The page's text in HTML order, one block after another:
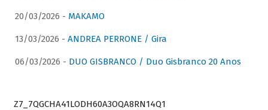
20/03/2026 - MAKAMO
13/03/2026 - ANDREA PERRONE / Gira
06/03/2026 - DUO GISBRANCO / Duo Gisbranco 20 Anos
Z7_7QGCHA41LODH60A3OQA8RN14Q1